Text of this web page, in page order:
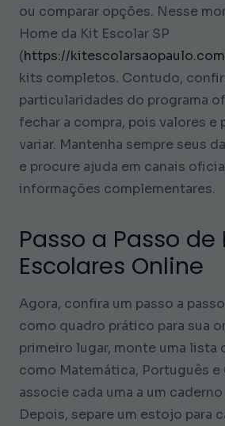
ou comparar opções. Nesse
Home da Kit Escolar SP
(https://
kits completos. Contudo,
particularidades do programa
fechar a compra, pois valores e
variar. Mantenha sempre seus
e procure ajuda em canais
informações complementares.
Passo a Passo
Escolares Online
Agora, confira um passo a
como quadro prático para sua
primeiro lugar, monte uma lista
como Matemática, Português e
associe cada uma a um
Depois, separe um estojo para